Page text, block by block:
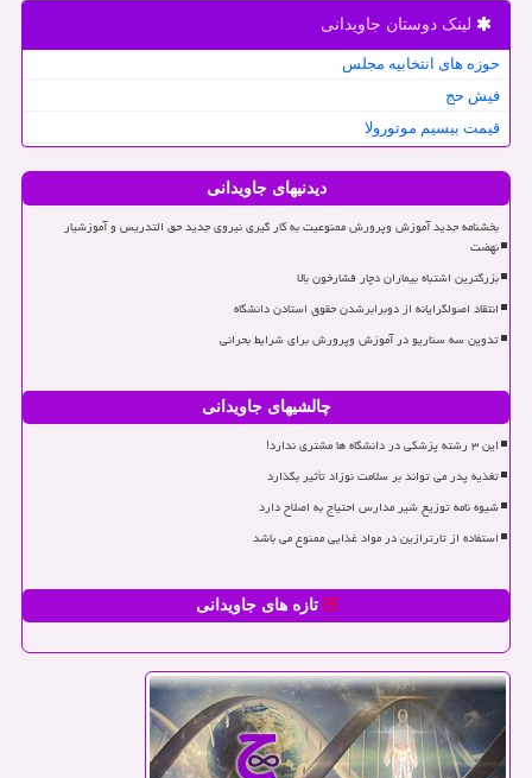
لینک دوستان جاویدانی
حوزه های انتخابیه مجلس
فیش حج
قیمت بیسیم موتورولا
دیدنیهای جاویدانی
بخشنامه جدید آموزش وپرورش ممنوعیت به کار گیری نیروی جدید حق التدریس و آموزشیار
نهضت
بزرگترین اشتباه بیماران دچار فشارخون بالا
انتقاد اصولگرایانه از دوبرابرشدن حقوق استادن دانشگاه
تدوین سه سناریو در آموزش وپرورش برای شرایط بحرانی
چالشیهای جاویدانی
این ۳ رشته پزشکی در دانشگاه ها مشتری ندارد!
تغذیه پدر می تواند بر سلامت نوزاد تأثیر بگذارد
شیوه نامه توزیع شیر مدارس احتیاج به اصلاح دارد
استفاده از تارترازین در مواد غذایی ممنوع می باشد
تازه های جاویدانی